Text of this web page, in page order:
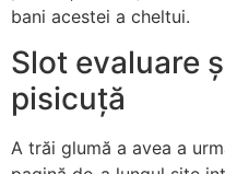
bani acestei a cheltui.
Slot evaluare
pisicuță
A trăi glumă a avea a